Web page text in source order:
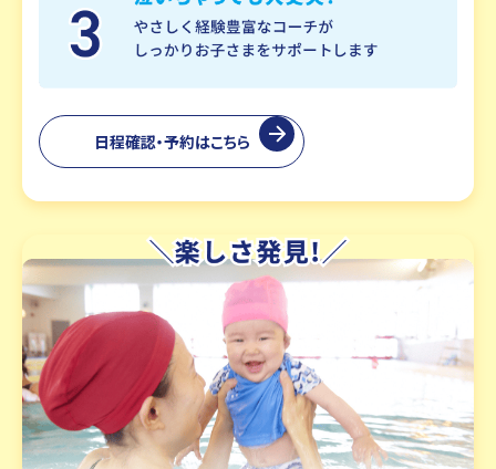
日程確認・予約はこちら